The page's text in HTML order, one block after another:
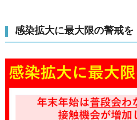
感染拡大に最大限の警戒を